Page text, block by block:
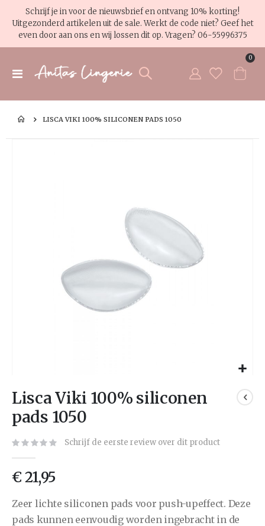
Schrijf je in voor de nieuwsbrief en ontvang 10% korting!
Uitgezonderd artikelen uit de sale. Werkt de code niet? Geef het
even door aan ons en wij lossen dit op. Vragen? 06-55996375
Toggle
Cart
0
LISCA VIKI 100% SILICONEN PADS 1050
Lisca Viki 100% siliconen
pads 1050
Schrijf de eerste review over dit product
€ 21,95
Zeer lichte siliconen pads voor push-upeffect. Deze
pads kunnen eenvoudig worden ingebracht in de